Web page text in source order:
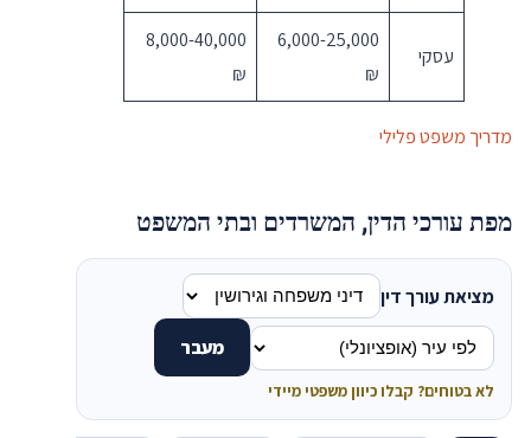
עסקי
6,000-25,000
₪
8,000-40,000
₪
מדריך משפט פלילי
מפת עורכי הדין, המשרדים ובתי המשפט
מציאת עורך דין
מעבר
לא בטוחים? קבלו כיוון משפטי מיידי